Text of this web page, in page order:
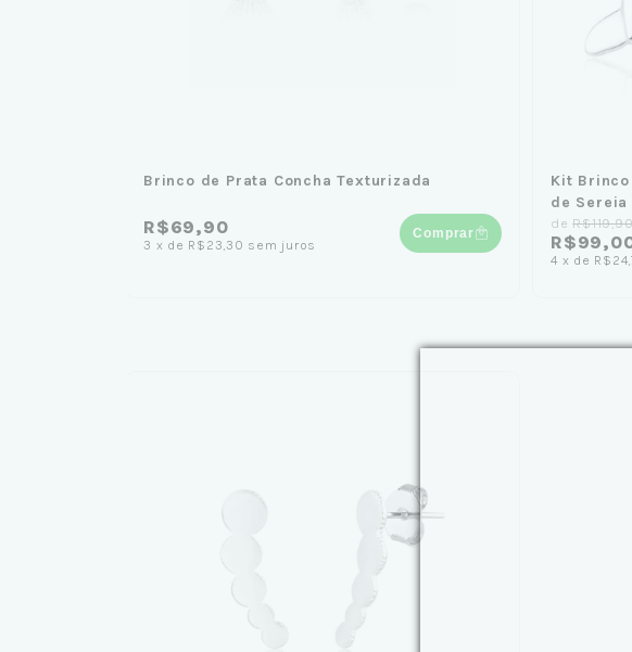
Brinco de Prata Concha Texturizada
R$69,90
3 x de R$23,30 sem juros
Comprar
Kit
de Sereia
deR$119,90
4 x de